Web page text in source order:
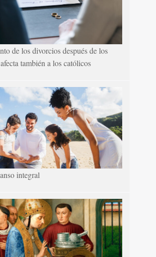
de los divorcios después de los
también a los católicos
integral